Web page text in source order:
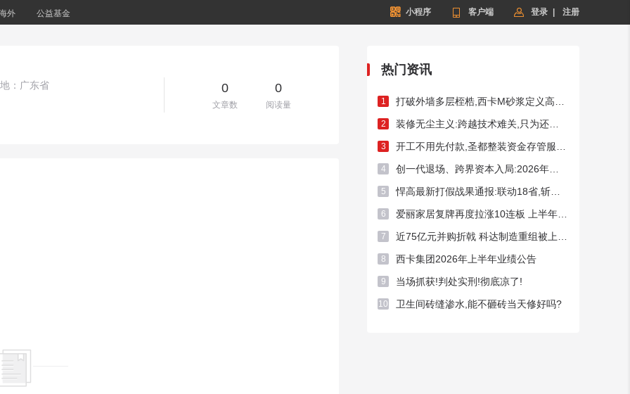
外 公益基金  小程序  客户端  登录 注册
：广东省 0
文章数
0
阅读量
热门资讯
1
2
3
4
5
6
7
8 西卡集团2026年上半年业绩公告
9 当场抓获!判处实刑!彻底凉了!
10 卫生间砖缝渗水,能不砸砖当天修好吗?